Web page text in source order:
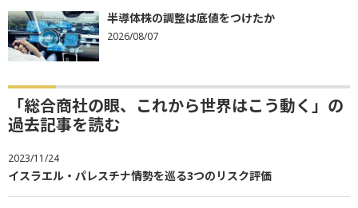
半導体株の調整は底値をつけたか
2026/08/07
「総合商社の眼、これから世界はこう動く」の
過去記事を読む
2023/11/24
イスラエル・パレスチナ情勢を巡る3つのリスク評価